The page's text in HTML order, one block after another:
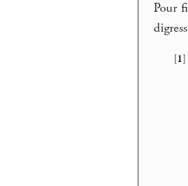
Pour
[1]